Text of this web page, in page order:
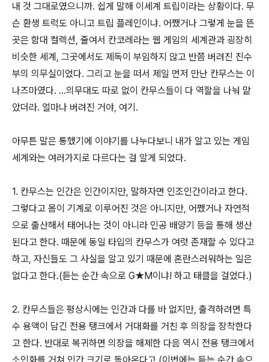
내 것 그대로였으니까. 쉽게 말해 이세계 트립이라는 상황이다. 무
슨 환생 트럭도 아니고 트립 플레인이냐. 어쨌거나 그렇게 눈을 뜬
곳은 함대 컬렉션, 줄여서 칸코레라는 웹 게임의 세계관과 굉장히
비슷한 세계, 그곳에서도 제독이 부임하지 않고 반쯤 버려진 진수
부의 의무실이었다. 그리고 눈을 떠서 제일 먼저 만난 칸무스는 이
나즈마였다. ...의무대도 따로 없이 칸무스들이 다 역할을 나눠 맡
았더라. 얼마나 버려진 거야, 여기.
아무튼 말은 통했기에 이야기를 나누다보니 내가 알고 있는 게임
세계와는 여러가지로 다르다는 걸 알게 되었다.
1. 칸무스는 인간은 인간이지만, 말하자면 인조인간이라고 한다.
그렇다고 몸이 기계로 이루어진 것은 아니지만, 어쨌거나 자연적
으로 출산해서 태어나는 것이 아니라 인공 배양기 등을 통해 생산
된다고 한다. 때문에 동일 타입의 칸무스가 여럿 존재할 수 있다고
하고, 자신들도 그 사실을 알고 있기 때문에 혼란스러워하는 일은
없다고 한다.(듣는 순간 속으로 G★M이냐! 하고 태클을 걸었다.)
2. 칸무스들은 평상시에는 인간과 다를 바 없지만, 출격하려면 특
수 용액이 담긴 전용 탱크에서 거대화를 거친 후 의장을 장착한다
고 한다. 반대로 복귀하면 의장을 해제한 다음 역시 전용 탱크에서